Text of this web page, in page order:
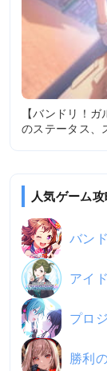
【バンドリ！
のステータス、
人気ゲーム
バン
アイ
プロ
勝利